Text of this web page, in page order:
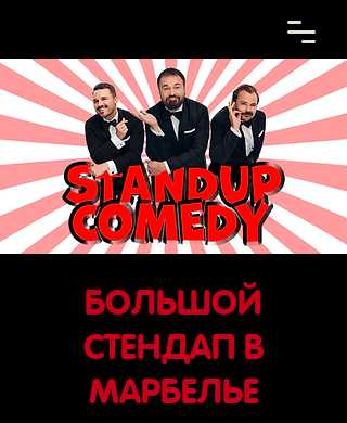
БОЛЬШОЙ
СТЕНДАП В
МАРБЕЛЬЕ